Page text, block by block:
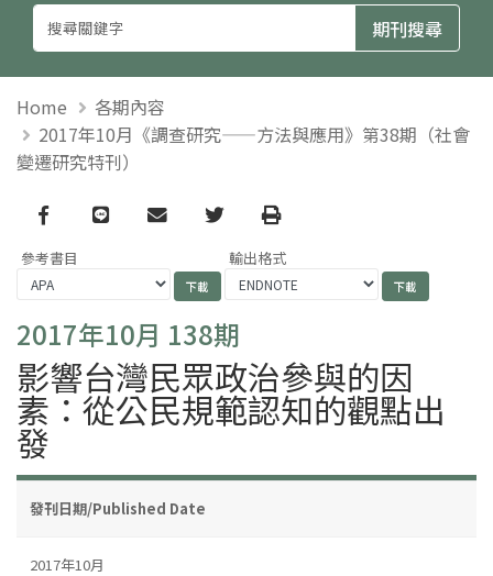
Home
各期內容
2017年10月《調查研究——方法與應用》第38期（社會
變遷研究特刊）
Facebook
line email TwitterPrint
參考書目 輸出格式
2017年10月 138期
影響台灣民眾政治參與的因
素：從公民規範認知的觀點出
發
發刊日期/Published Date
2017年10月